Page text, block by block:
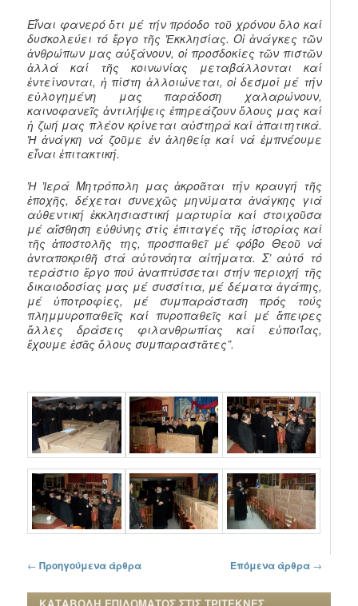
Εἶναι φανερό ὅτι μέ τήν πρόοδο τοῦ χρόνου ὅλο καί
δυσκολεύει τό ἔργο τῆς Ἐκκλησίας. Οἱ ἀνάγκες τῶν
ἀνθρώπων μας αὐξάνουν, οἱ προσδοκίες τῶν πιστῶν
ἀλλά καί τῆς κοινωνίας μεταβάλλονται καί
ἐντείνονται, ἡ πίστη ἀλλοιώνεται, οἱ δεσμοί μέ τήν
εὐλογημένη μας παράδοση χαλαρώνουν,
καινοφανεῖς ἀντιλήψεις ἐπηρεάζουν ὅλους μας καί
ἡ ζωή μας πλέον κρίνεται αὐστηρά καί ἀπαιτητικά.
Ἡ ἀνάγκη νά ζοῦμε ἐν ἀληθείᾳ καί νά ἐμπνέουμε
εἶναι ἐπιτακτική.
Ἡ Ἱερά Μητρόπολη μας ἀκροᾶται τήν κραυγή τῆς
ἐποχῆς, δέχεται συνεχῶς μηνύματα ἀνάγκης γιά
αὐθεντική ἐκκλησιαστική μαρτυρία καί στοιχοῦσα
μέ αἴσθηση εὐθύνης στίς ἐπιταγές τῆς ἱστορίας καί
τῆς ἀποστολῆς της, προσπαθεῖ μέ φόβο Θεοῦ νά
ἀνταποκριθῆ στά αὐτονόητα αἰτήματα. Σ’ αὐτό τό
τεράστιο ἔργο πού ἀναπτύσσεται στήν περιοχή τῆς
δικαιοδοσίας μας μέ συσσίτια, μέ δέματα ἀγάπης,
μέ ὑποτροφίες, μέ συμπαράσταση πρός τούς
πλημμυροπαθεῖς καί πυροπαθεῖς καί μέ ἄπειρες
ἄλλες δράσεις φιλανθρωπίας καί εὐποιΐας,
ἔχουμε ἐσᾶς ὅλους συμπαραστᾶτες”.
Πλοήγηση στα άρθρα
← Προηγούμενα άρθρα Επόμενα άρθρα →